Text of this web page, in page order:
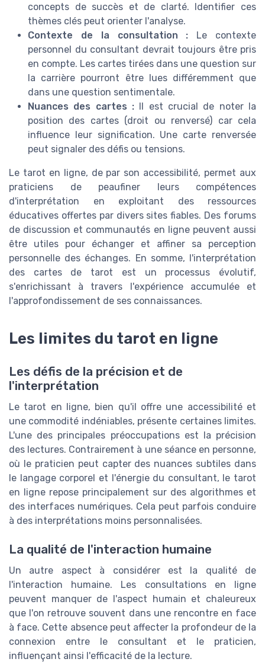
concepts de succès et de clarté. Identifier ces
thèmes clés peut orienter l'analyse.
Contexte de la consultation : Le contexte
personnel du consultant devrait toujours être pris
en compte. Les cartes tirées dans une question sur
la carrière pourront être lues différemment que
dans une question sentimentale.
Nuances des cartes : Il est crucial de noter la
position des cartes (droit ou renversé) car cela
influence leur signification. Une carte renversée
peut signaler des défis ou tensions.
Le tarot en ligne, de par son accessibilité, permet aux
praticiens de peaufiner leurs compétences
d'interprétation en exploitant des ressources
éducatives offertes par divers sites fiables. Des forums
de discussion et communautés en ligne peuvent aussi
être utiles pour échanger et affiner sa perception
personnelle des échanges. En somme, l'interprétation
des cartes de tarot est un processus évolutif,
s'enrichissant à travers l'expérience accumulée et
l'approfondissement de ses connaissances.
Les limites du tarot en ligne
Les défis de la précision et de
l'interprétation
Le tarot en ligne, bien qu'il offre une accessibilité et
une commodité indéniables, présente certaines limites.
L'une des principales préoccupations est la précision
des lectures. Contrairement à une séance en personne,
où le praticien peut capter des nuances subtiles dans
le langage corporel et l'énergie du consultant, le tarot
en ligne repose principalement sur des algorithmes et
des interfaces numériques. Cela peut parfois conduire
à des interprétations moins personnalisées.
La qualité de l'interaction humaine
Un autre aspect à considérer est la qualité de
l'interaction humaine. Les consultations en ligne
peuvent manquer de l'aspect humain et chaleureux
que l'on retrouve souvent dans une rencontre en face
à face. Cette absence peut affecter la profondeur de la
connexion entre le consultant et le praticien,
influençant ainsi l'efficacité de la lecture.